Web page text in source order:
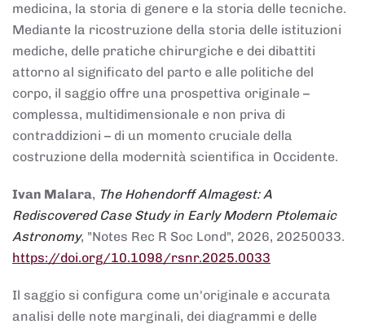
medicina, la storia di genere e la storia delle tecniche.
Mediante la ricostruzione della storia delle istituzioni
mediche, delle pratiche chirurgiche e dei dibattiti
attorno al significato del parto e alle politiche del
corpo, il saggio offre una prospettiva originale –
complessa, multidimensionale e non priva di
contraddizioni – di un momento cruciale della
costruzione della modernità scientifica in Occidente.
Ivan Malara, The Hohendorff Almagest: A
Rediscovered Case Study in Early Modern Ptolemaic
Astronomy, "Notes Rec R Soc Lond", 2026, 20250033.
https://doi.org/10.1098/rsnr.2025.0033
Il saggio si configura come un'originale e accurata
analisi delle note marginali, dei diagrammi e delle